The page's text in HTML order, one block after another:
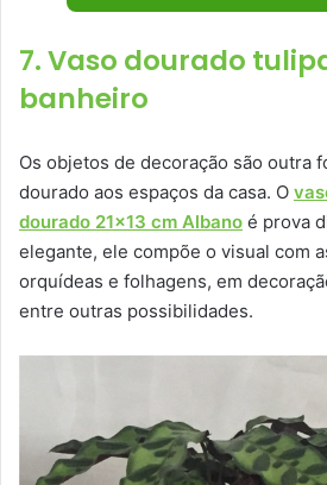
7. Vaso dourado
banheiro
Os objetos de decoração são outra
dourado aos espaços da casa. O
dourado 21×13 cm Albano é prova
elegante, ele compõe o visual com
orquídeas e folhagens, em
entre outras possibilidades.